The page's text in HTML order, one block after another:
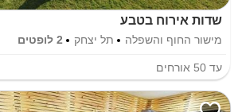
שדות אירוח בטבע
מישור החוף והשפלה תל יצחק 2 לופטים
עד 50 אורחים